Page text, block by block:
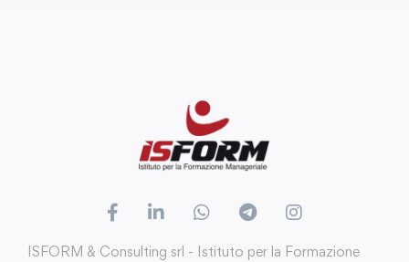
ISFORM & Consulting srl - Istituto per la Formazione